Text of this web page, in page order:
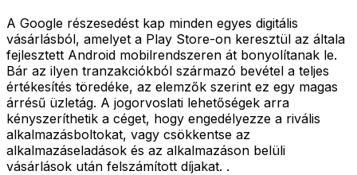
A Google részesedést kap minden egyes digitális
vásárlásból, amelyet a Play Store-on keresztül az általa
fejlesztett Android mobilrendszeren át bonyolítanak le.
Bár az ilyen tranzakciókból származó bevétel a teljes
értékesítés töredéke, az elemzők szerint ez egy magas
árrésű üzletág. A jogorvoslati lehetőségek arra
kényszeríthetik a céget, hogy engedélyezze a rivális
alkalmazásboltokat, vagy csökkentse az
alkalmazáseladások és az alkalmazáson belüli
vásárlások után felszámított díjakat. .